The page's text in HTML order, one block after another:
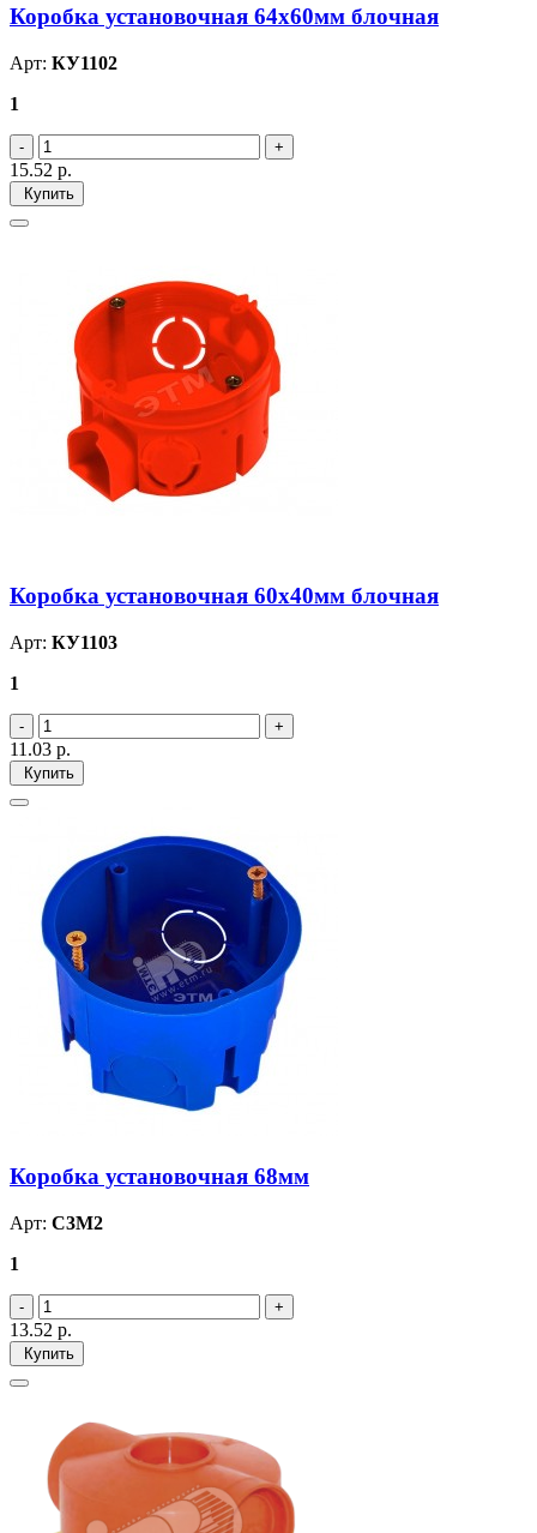
Коробка установочная 64х60мм блочная
Арт: КУ1102
1
15.52 р.
Купить
Коробка установочная 60х40мм блочная
Арт: КУ1103
1
11.03 р.
Купить
Коробка установочная 68мм
Арт: С3М2
1
13.52 р.
Купить